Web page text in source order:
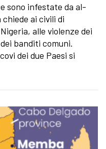
sono infestate da al-
ai civili di
alle violenze dei
banditi comuni.
dei due Paesi si